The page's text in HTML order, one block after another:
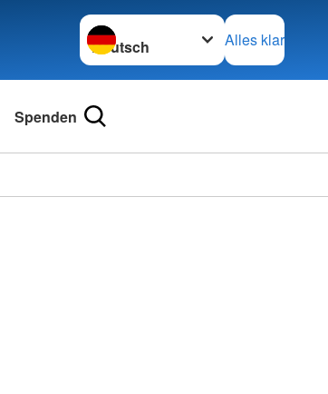
Sprache wechseln zu
Alles klar
Spenden